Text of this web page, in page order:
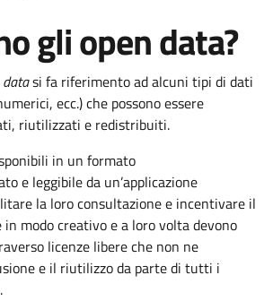
gli open data?
si fa riferimento ad alcuni tipi di dati
ecc.) che possono essere
riutilizzati e redistribuiti.
in un formato
e leggibile da un’applicazione
la loro consultazione e incentivare il
modo creativo e a loro volta devono
licenze libere che non ne
e il riutilizzo da parte di tutti i